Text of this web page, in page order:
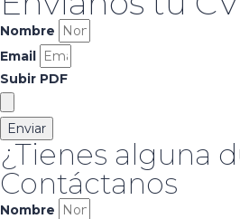
Nombre
Email
Subir PDF
Enviar
¿Tienes alguna
Contáctanos
Nombre